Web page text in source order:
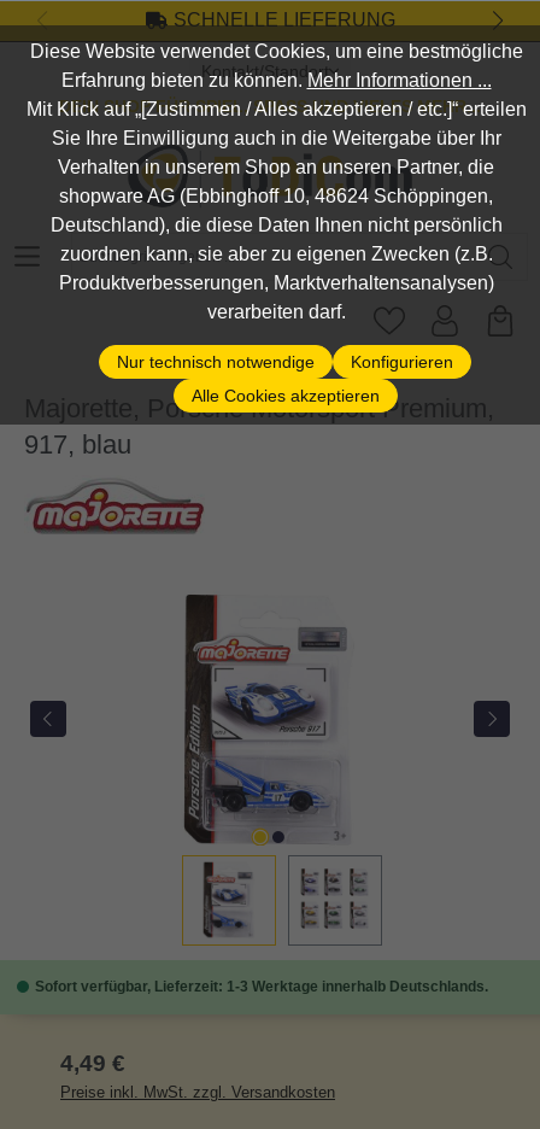
Zum Hauptinhalt springenSCHNELLE LIEFERUNG
Kontakt/Standort
DEIN SHOP FÜR SPIEL, SPASS UND VIELES MEHR...
Suchbegriff eingeben ...
Majorette, Porsche Motorsport Premium,
917, blau
Bildergalerie überspringen
Sofort verfügbar, Lieferzeit: 1-3 Werktage innerhalb Deutschlands.
Regulärer Preis:
4,49 €
Preise inkl. MwSt. zzgl. Versandkosten
Diese Website verwendet Cookies, um eine bestmögliche
Erfahrung bieten zu können.Mehr Informationen ...
Mit Klick auf „[Zustimmen / Alles akzeptieren / etc.]“ erteilen
Sie Ihre Einwilligung auch in die Weitergabe über Ihr
Verhalten in unserem Shop an unseren Partner, die
shopware AG (Ebbinghoff 10, 48624 Schöppingen,
Deutschland), die diese Daten Ihnen nicht persönlich
zuordnen kann, sie aber zu eigenen Zwecken (z.B.
Produktverbesserungen, Marktverhaltensanalysen)
verarbeiten darf.
Nur technisch notwendige
Konfigurieren
Alle Cookies akzeptieren